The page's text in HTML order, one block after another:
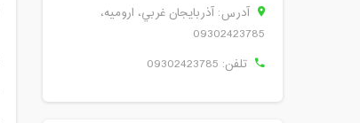
آدرس: آذربايجان غربي، اروميه،
09302423785
تلفن: 09302423785